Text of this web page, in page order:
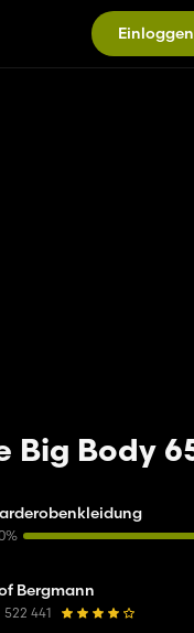
Einloggen
Big Body
Bergmann
522 441